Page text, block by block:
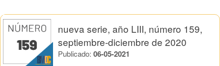
nueva serie, año LIII, número 159,
septiembre-diciembre de 2020
Publicado: 06-05-2021